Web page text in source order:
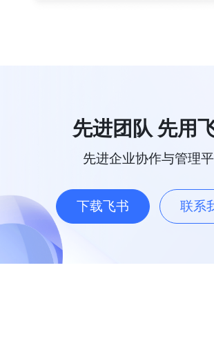
先进团队 先用
先进企业协作与管理
下载飞书 联系